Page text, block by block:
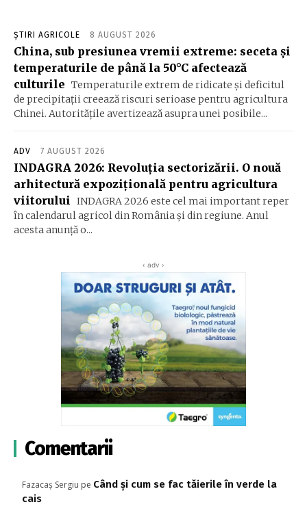
ȘTIRI AGRICOLE 8 AUGUST 2026
China, sub presiunea vremii extreme: seceta și
temperaturile de până la 50°C afectează
culturile Temperaturile extrem de ridicate și deficitul
de precipitații creează riscuri serioase pentru agricultura
Chinei. Autoritățile avertizează asupra unei posibile...
ADV 7 AUGUST 2026
INDAGRA 2026: Revoluția sectorizării. O nouă
arhitectură expozițională pentru agricultura
viitorului
INDAGRA 2026 este cel mai important reper
în calendarul agricol din România și din regiune. Anul
acesta anunță o...
‹ adv ›
Comentarii
Fazacaș Sergiu pe Când și cum se fac tăierile în verde la
cais